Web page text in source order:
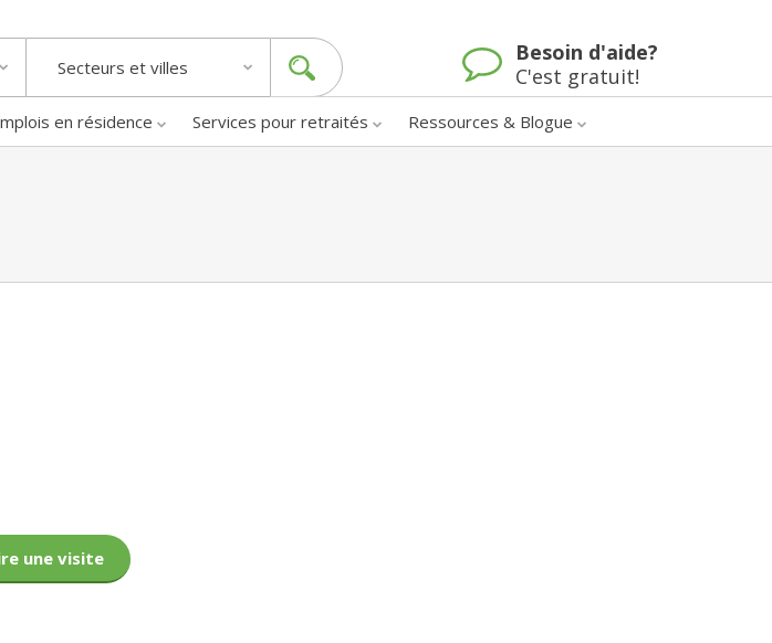
Secteurs et villes
Besoin d'aide?
C'est gratuit!
en résidence Services pour retraités Ressources & Blogue
une visite